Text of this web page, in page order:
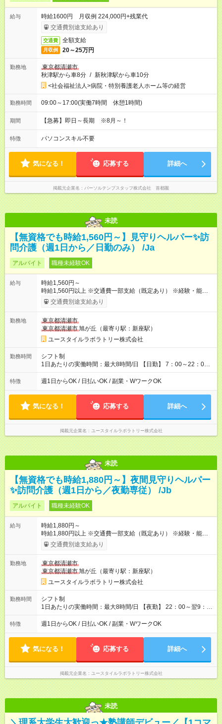
給与
時給1600円 月収例 224,000円+残業代
交通費別途支給あり
交通費 全額支給
月収例 20～25万円
勤務地
東京都清瀬市
秋津駅から車8分 / 新秋津駅から車10分
<社会福祉法人>病院・特別養護老人ホーム等の経営
勤務時間 09:00～17:00(実働7時間 休憩1時間)
期間 【急募】即日～長期 ※8月～！
特徴 パソコンスキル不要
気になる！ 応募する 詳細へ
掲載元企業名 パーソルテンプスタッフ株式会社 首都圏
未読
【無資格でも時給1,560円～】見守りヘルパー✨訪
問介護（週1日から／日勤のみ） /Ja
アルバイト 職種未経験OK
給与
時給1,560円～
時給1,560円以上 ※交通費一部支給（既定あり） ※経験・能力を
考慮して決定します 【収入例】 週1回勤務の場合：1,560円×8時
間×4回=4万9,920円 週3回勤務の場合：1,560円×8時間×12回
9,600円 【試用期間】試用期間あり 試用期間の長さ：2ヶ月
※ 雇用形態と給与に、本採用時と異なる部分があります。 雇用
形態：本採用時と同じです。 給与：時給 1,230円以上
交通費別途支給あり
勤務地
東京都清瀬市
東京都清瀬市旭が丘（最寄り駅：新座駅）
ユースタイルラボラトリー株式会社
勤務時間
シフト制
1日あたりの実働時間：最大8時間/日 【日勤】 7：00～22：00
の間で8時間勤務（休憩時間は法定通り） ※週1日～OK ／ 夜勤
なし ＊＊ 勤務時間例 ＊＊ ■8時から17時 ■9時から18時 ■10
定（毎週同じ曜日勤務）
特徴 週1日からOK / 日払いOK / 副業・WワークOK
気になる！ 応募する 詳細へ
掲載元企業名 ユースタイルラボラトリー株式会社
未読
【無資格でも時給1,880円～】夜間見守りヘルパー
✨訪問介護（週1日から／夜勤専従） /Jb
アルバイト 職種未経験OK
給与
時給1,880円～
時給1,880円以上 ※交通費一部支給（既定あり） ※経験・能力を
考慮して決定します 【収入例】 週1回勤務の場合：1,880円×8時
間×4回=6万0,160円 週3回勤務の場合：1,880円×8時間×12回
月 ※ 雇用形態と給与に、本採用時と異なる部分があります。 雇
用形態：本採用時と同じです。 給与：時給 1,660円以上
交通費別途支給あり
勤務地
東京都清瀬市
東京都清瀬市旭が丘（最寄り駅：新座駅）
ユースタイルラボラトリー株式会社
勤務時間
シフト制
1日あたりの実働時間：最大8時間/日 【夜勤】 22：00～翌9：
00 ※週1日～OK ／ 夜勤専従 ＊＊ 勤務時間例 ＊＊ ■22時か
ら翌7時 ■23時から翌8時 ■24時から翌9時 など ※上記の時間
ます。 ※曜日固定（毎週同じ曜日での勤務となります）
特徴 週1日からOK / 日払いOK / 副業・WワークOK
気になる！ 応募する 詳細へ
掲載元企業名 ユースタイルラボラトリー株式会社
未読